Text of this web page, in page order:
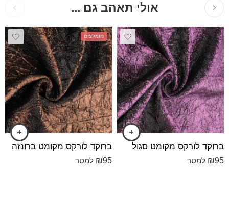
אולי תאהב גם ...
ברוקד לורקס מקומט סגול
₪95 למטר
מומלצים
ברוקד לורקס מקומט ברונזה
₪95 למטר